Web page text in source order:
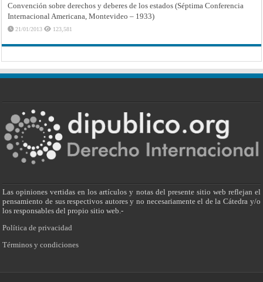
Convención sobre derechos y deberes de los estados (Séptima Conferencia
Internacional Americana, Montevideo – 1933)
21/01/2013 123,581
Las opiniones vertidas en los artículos y notas del presente sitio web reflejan el
pensamiento de sus respectivos autores y no necesariamente el de la Cátedra y/o
los responsables del propio sitio web.-
Política de privacidad
Términos y condiciones